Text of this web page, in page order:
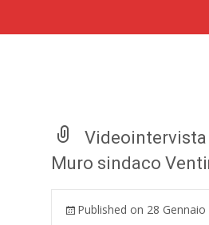
Videointervista
Muro sindaco
Published on 28 Gennaio